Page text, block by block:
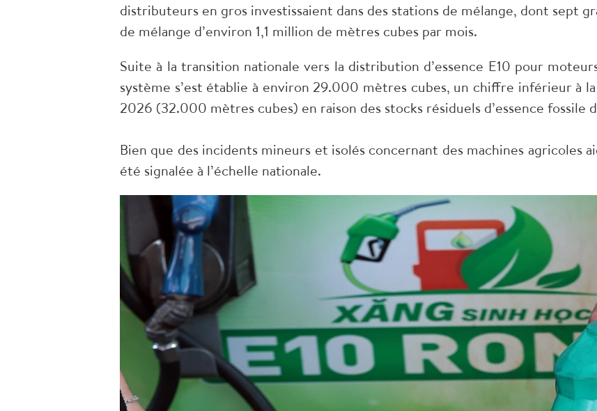
distributeurs en gros investissaient dans des stations de mélange, dont sept
de mélange d’environ 1,1 million de mètres cubes par mois.
Suite à la transition nationale vers la distribution d’essence E10 pour
système s’est établie à environ 29.000 mètres cubes, un chiffre inférieur à
2026 (32.000 mètres cubes) en raison des stocks résiduels d’essence fossile
Bien que des incidents mineurs et isolés concernant des machines agricoles
été signalée à l’échelle nationale.